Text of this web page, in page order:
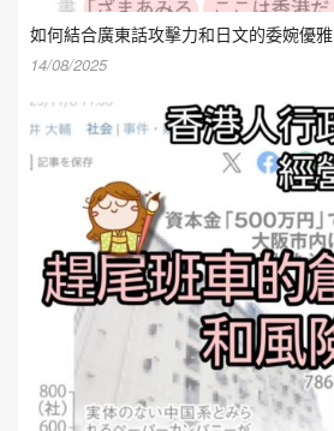
如何結合廣東話攻擊力和日文的委婉優雅
14/08/2025